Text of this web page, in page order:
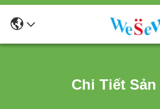
Chi Tiết Sản